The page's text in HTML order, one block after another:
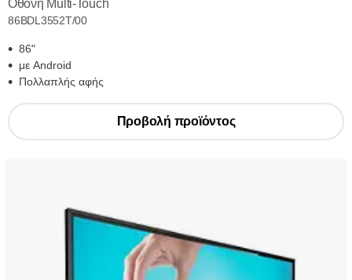
Οθόνη Multi-Touch
86BDL3552T/00
86"
με Android
Πολλαπλής αφής
Προβολή προϊόντος